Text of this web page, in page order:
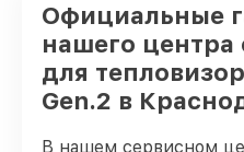
Официальные
нашего
для
Gen.2 в
В нашем сервисном